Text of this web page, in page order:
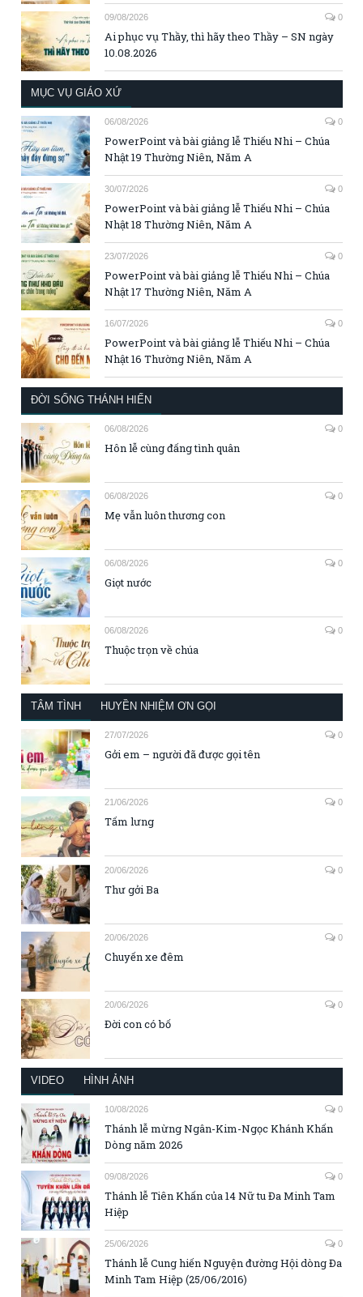
09/08/2026 0
Ai phục vụ Thầy, thì hãy theo Thầy – SN ngày
10.08.2026
MỤC VỤ GIÁO XỨ
06/08/2026 0
PowerPoint và bài giảng lễ Thiếu Nhi – Chúa
Nhật 19 Thường Niên, Năm A
30/07/2026 0
PowerPoint và bài giảng lễ Thiếu Nhi – Chúa
Nhật 18 Thường Niên, Năm A
23/07/2026 0
PowerPoint và bài giảng lễ Thiếu Nhi – Chúa
Nhật 17 Thường Niên, Năm A
16/07/2026 0
PowerPoint và bài giảng lễ Thiếu Nhi – Chúa
Nhật 16 Thường Niên, Năm A
ĐỜI SỐNG THÁNH HIẾN
06/08/2026 0
Hôn lễ cùng đấng tình quân
06/08/2026 0
Mẹ vẫn luôn thương con
06/08/2026 0
Giọt nước
06/08/2026 0
Thuộc trọn về chúa
TÂM TÌNH HUYỀN NHIỆM ƠN GỌI
27/07/2026 0
Gởi em – người đã được gọi tên
21/06/2026 0
Tấm lưng
20/06/2026 0
Thư gởi Ba
20/06/2026 0
Chuyến xe đêm
20/06/2026 0
Đời con có bố
VIDEO HÌNH ẢNH
10/08/2026 0
Thánh lễ mừng Ngân-Kim-Ngọc Khánh Khấn
Dòng năm 2026
09/08/2026 0
Thánh lễ Tiên Khấn của 14 Nữ tu Đa Minh Tam
Hiệp
25/06/2026 0
Thánh lễ Cung hiến Nguyện đường Hội dòng Đa
Minh Tam Hiệp (25/06/2016)